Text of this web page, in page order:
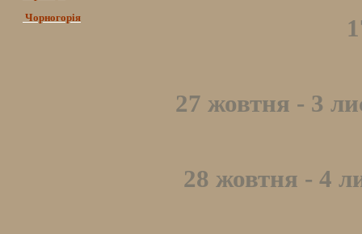
Чорногорія
27 жовтня - 3
28 жовтня - 4